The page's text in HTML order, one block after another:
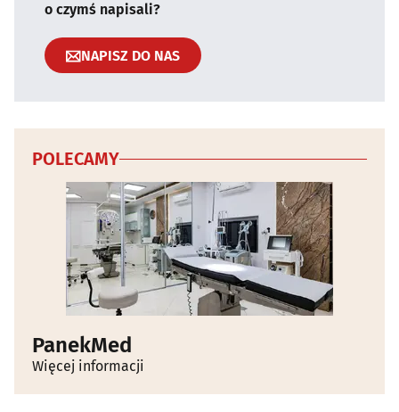
o czymś napisali?
NAPISZ DO NAS
POLECAMY
PanekMed
Więcej informacji